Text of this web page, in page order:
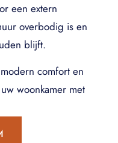
een extern
overbodig is en
blijft.
comfort en
woonkamer met